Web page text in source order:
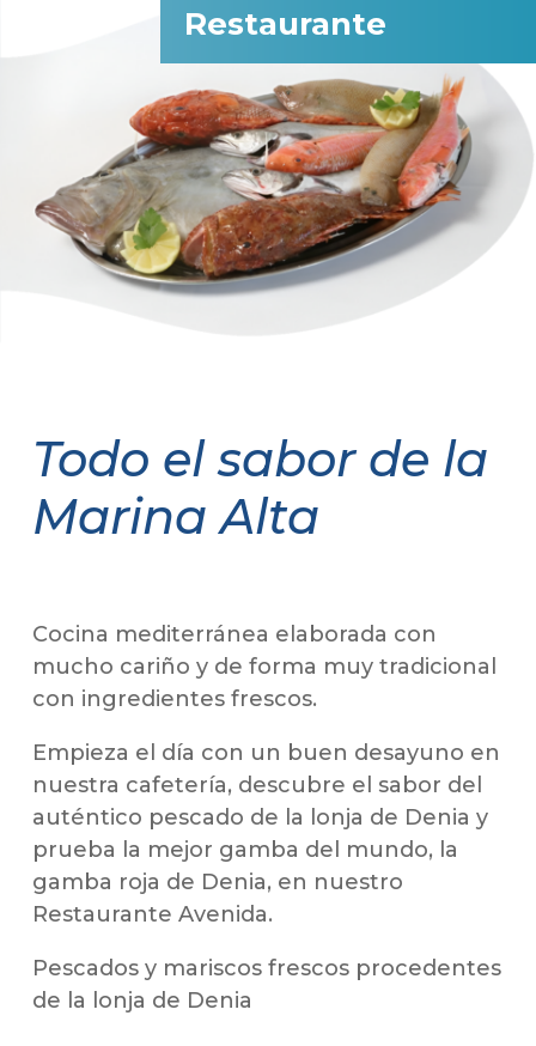
Restaurante
Todo el sabor de la
Marina Alta
Cocina mediterránea elaborada con
mucho cariño y de forma muy tradicional
con ingredientes frescos.
Empieza el día con un buen desayuno en
nuestra cafetería, descubre el sabor del
auténtico pescado de la lonja de Denia y
prueba la mejor gamba del mundo, la
gamba roja de Denia, en nuestro
Restaurante Avenida.
Pescados y mariscos frescos procedentes
de la lonja de Denia